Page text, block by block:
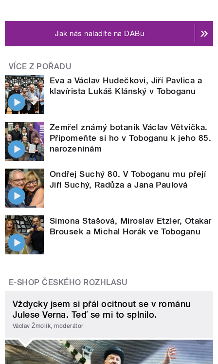
Jak nás naladíte na DABu
VÍCE Z POŘADU
Eva a Václav Hudečkovi, Jiří Pavlica a
klavírista Lukáš Klánský v Toboganu
Zemřel známý botanik Václav Větvička.
Připomeňte si ho v Toboganu k jeho 85.
narozeninám
Ondřej Suchý 80. V Toboganu mu přejí
Jiří Suchý, Radůza a Jana Paulová
Simona Stašová, Miroslav Etzler, Otakar
Brousek a Michal Horák ve Toboganu
E-SHOP ČESKÉHO ROZHLASU
Vždycky jsem si přál ocitnout se v románu
Julese Verna. Teď se mi to splnilo.
Václav Žmolík, moderátor